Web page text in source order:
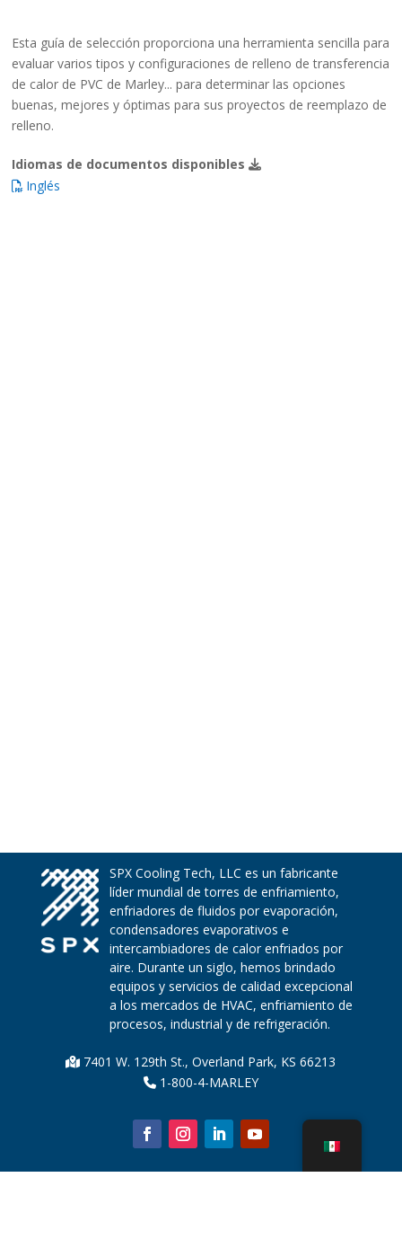
Esta guía de selección proporciona una herramienta sencilla para
evaluar varios tipos y configuraciones de relleno de transferencia
de calor de PVC de Marley... para determinar las opciones
buenas, mejores y óptimas para sus proyectos de reemplazo de
relleno.
Idiomas de documentos disponibles
Inglés
SPX Cooling Tech, LLC es un fabricante
líder mundial de torres de enfriamiento,
enfriadores de fluidos por evaporación,
condensadores evaporativos e
intercambiadores de calor enfriados por
aire. Durante un siglo, hemos brindado
equipos y servicios de calidad excepcional
a los mercados de HVAC, enfriamiento de
procesos, industrial y de refrigeración.
7401 W. 129th St., Overland Park, KS 66213
1-800-4-MARLEY